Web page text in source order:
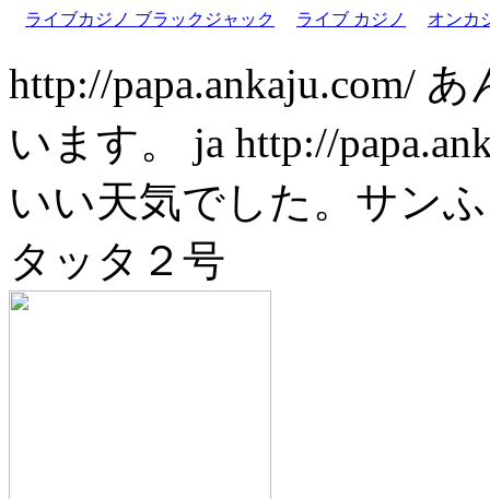
ライブカジノ ブラックジャック ライブ カジノ オンカ
http://papa.ankaju.com/ あ
います。
ja http://
いい天気でした。サン
タッタ２号